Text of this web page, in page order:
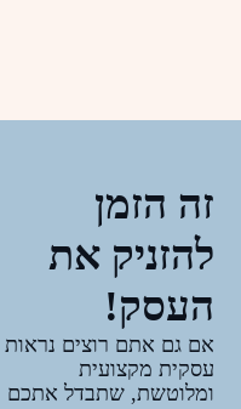
זה הזמן
להזניק את
העסק!
אם גם אתם רוצים נראות
עסקית מקצועית
ומלוטשת, שתבדל אתכם